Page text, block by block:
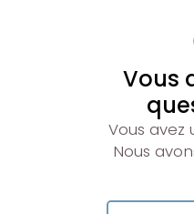
Vous
Vous avez
Nous